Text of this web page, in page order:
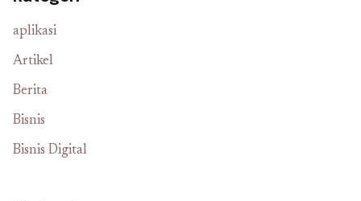
aplikasi
Artikel
Berita
Bisnis
Bisnis Digital